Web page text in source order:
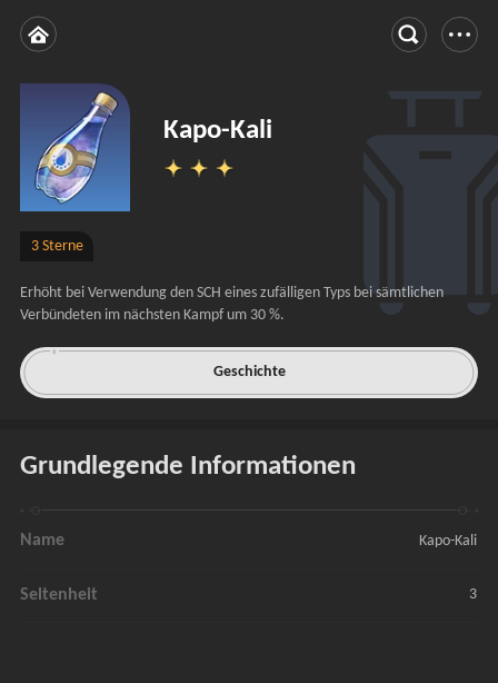
Kapo-Kali
3 Sterne
Erhöht bei Verwendung den SCH eines zufälligen Typs bei sämtlichen
Verbündeten im nächsten Kampf um 30 %.
Geschichte
Grundlegende Informationen
Name Kapo-Kali
Seltenheit 3